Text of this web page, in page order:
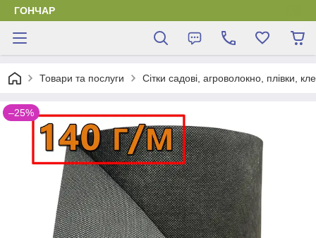
ГОНЧАР
Товари та послуги Сітки садові, агроволокно, плівки,
–25%